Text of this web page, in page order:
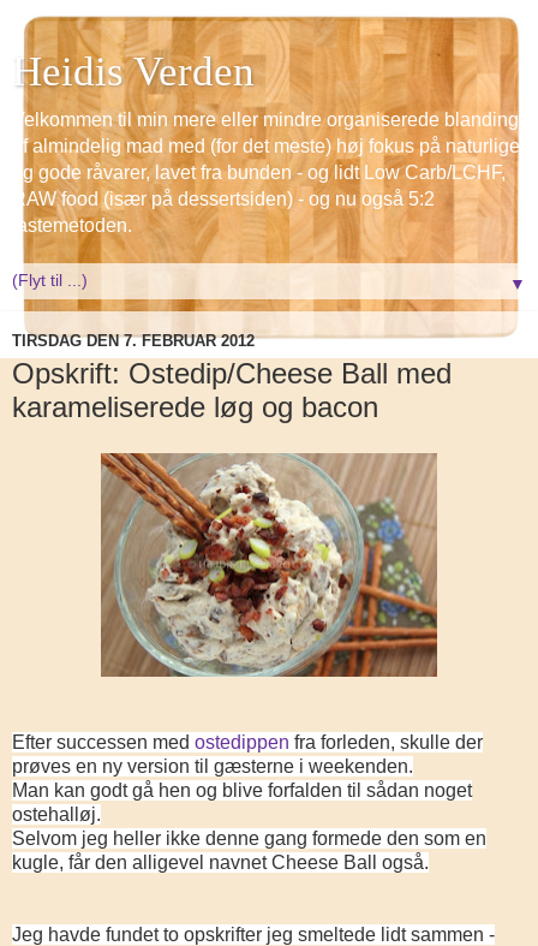
Heidis Verden
Velkommen til min mere eller mindre organiserede blanding
af almindelig mad med (for det meste) høj fokus på naturlige
og gode råvarer, lavet fra bunden - og lidt Low Carb/LCHF,
RAW food (især på dessertsiden) - og nu også 5:2
fastemetoden.
▼
TIRSDAG DEN 7. FEBRUAR 2012
Opskrift: Ostedip/Cheese Ball med
karameliserede løg og bacon
Efter successen med ostedippen fra forleden, skulle der
prøves en ny version til gæsterne i weekenden.
Man kan godt gå hen og blive forfalden til sådan noget
ostehalløj.
Selvom jeg heller ikke denne gang formede den som en
kugle, får den alligevel navnet Cheese Ball også.
Jeg havde fundet to opskrifter jeg smeltede lidt sammen -